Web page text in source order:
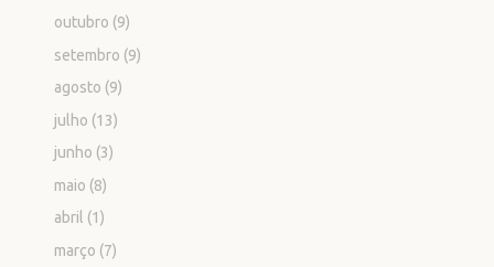
outubro (9)
setembro (9)
agosto (9)
julho (13)
junho (3)
maio (8)
abril (1)
março (7)